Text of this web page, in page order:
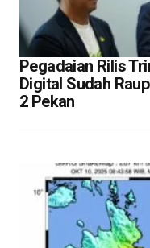
Pegadaian Rilis
Digital Sudah
2 Pekan